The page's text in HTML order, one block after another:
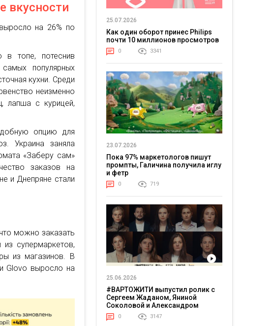
вкусности
на 26% по
в топе, потеснив
популярных
кухни. Среди
неизменно
лапша с курицей,
опцию для
Украина заняла
«Заберу сам»
заказов на
и Днепряне стали
можно заказать
супермаркетов,
из магазинов. В
Glovo выросло на
25.07.2026
Как один оборот принес Philips
почти 10 миллионов просмотров
0 3341
23.07.2026
Пока 97% маркетологов пишут
промпты, Галичина получила иглу
и фетр
0 719
25.06.2026
#ВАРТОЖИТИ выпустил ролик с
Сергеем Жаданом, Яниной
Соколовой и Александром
Тереном о жизни в постоянном
напряжении
0 3147